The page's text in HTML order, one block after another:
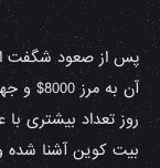
روز تعداد بیشتری با
بیت کوین آشنا شده